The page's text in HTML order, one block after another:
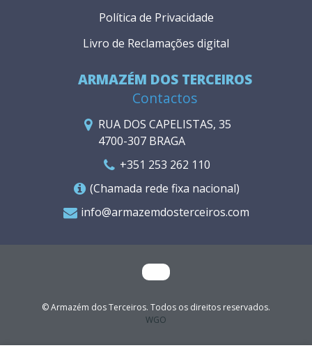
ARMAZÉM DOS TERCEIROS
Contactos
RUA DOS CAPELISTAS, 35
4700-307 BRAGA
+351 253 262 110
(Chamada rede fixa nacional)
info@armazemdosterceiros.com
Política de Privacidade
Livro de Reclamações digital
© Armazém dos Terceiros. Todos os direitos reservados.
WGO